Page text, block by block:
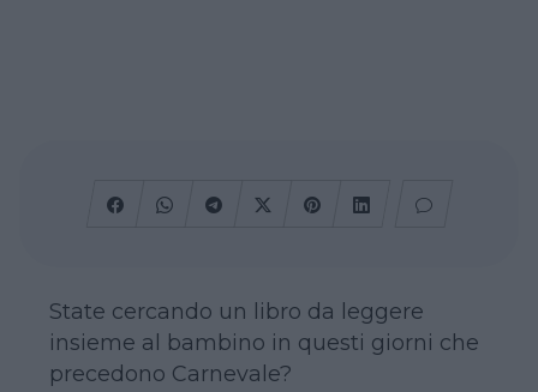
State cercando un libro da leggere
insieme al bambino in questi giorni che
precedono Carnevale?